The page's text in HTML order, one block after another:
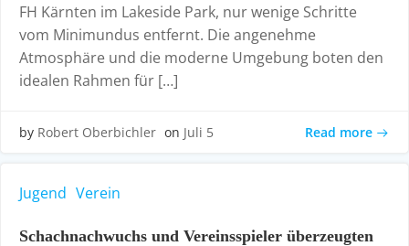
FH Kärnten im Lakeside Park, nur wenige Schritte
vom Minimundus entfernt. Die angenehme
Atmosphäre und die moderne Umgebung boten den
idealen Rahmen für […]
by Robert Oberbichler on Juli 5 Read more
Jugend Verein
Schachnachwuchs und Vereinsspieler überzeugten